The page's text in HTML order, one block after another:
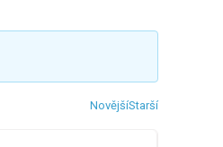
NovějšíStarší